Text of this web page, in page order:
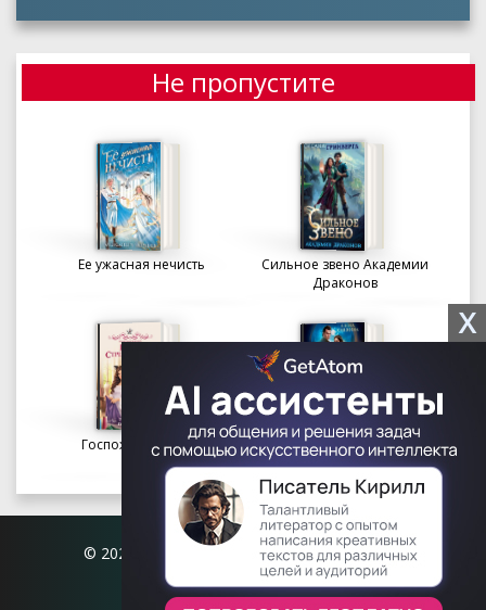
Не пропустите
Ее ужасная нечисть
Сильное звено Академии
Драконов
Госпожа портниха
Осколки вечности в
Академии Судьбы
© 2026 Книгофил.орг | contact@knigofil.org
X